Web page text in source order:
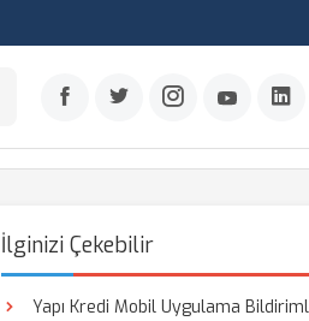
İlginizi Çekebilir
Yapı Kredi Mobil Uygulama